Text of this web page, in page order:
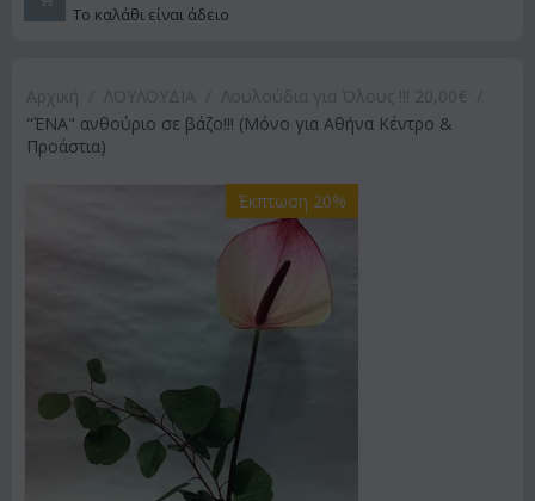
Το καλάθι είναι άδειο
"ΈΝΑ" ανθούριο σε βάζο!!! (Μόνο για Αθήνα Κέντρο &
Προάστια)
Έκπτωση 20%